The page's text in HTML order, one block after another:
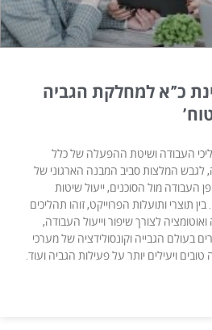
כ”א למחלקת הגביה
העבודה ושיטת ההפעלה של כלל
המלצות סביב המבנה הארגוני של
מול הסוכנים, ייעול שיטות
ותועלות הפרוייקט, זוהו תהליכים
לצורך שיפור וייעול העבודה,
בעולם הגבייה וקונסולידציה של מערכי
ויעילים יותר על פעילות הגביה ועוד.